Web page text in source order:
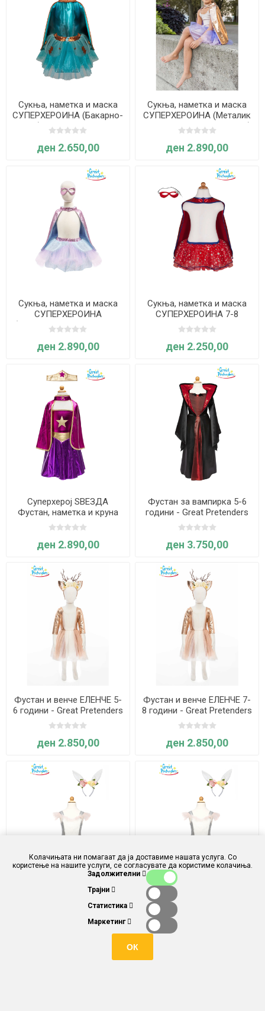
Сукња, наметка и маска
СУПЕРХЕРОИНА (Бакарно-
сина) 4-6 години - Great
Pretenders
ден 2.650,00
Сукња, наметка и маска
СУПЕРХЕРОИНА (Металик
розовo-злато/виолетова)
4-6 години - Great
Pretenders
ден 2.890,00
Сукња, наметка и маска
СУПЕРХЕРОИНА
(Металик-розова/светло-
сина) 4-6 години - Great
Pretenders
ден 2.890,00
Сукња, наметка и маска
СУПЕРХЕРОИНА 7-8
години - Great Pretenders
ден 2.250,00
Суперхерој ЅВЕЗДА
Фустан, наметка и круна
5-6 години - Great
Pretenders
ден 2.890,00
Фустан за вампирка 5-6
години - Great Pretenders
ден 3.750,00
Фустан и венче ЕЛЕНЧЕ 5-
6 години - Great Pretenders
ден 2.850,00
Фустан и венче ЕЛЕНЧЕ 7-
8 години - Great Pretenders
ден 2.850,00
4 години - Great Pretenders
Фустан и венче ЗАЈАЧЕ 5-
6 години - Great Pretenders
Колачињата ни помагаат да ја доставиме нашата услуга. Со
користење на нашите услуги, се согласувате да користиме колачиња.
Задолжителни
Трајни
Статистика
Маркетинг
ОК